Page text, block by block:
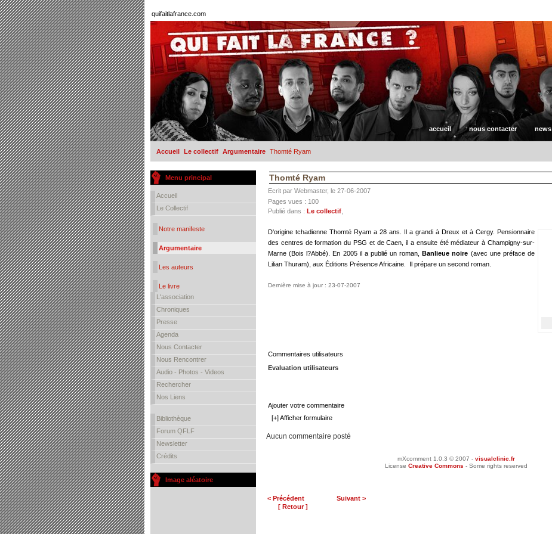
quifaitlafrance.com
accueil nous contacter news
Accueil Le collectif Argumentaire Thomté Ryam
Menu principal
Accueil
Le Collectif
Notre manifeste
Argumentaire
Les auteurs
Le livre
L'association
Chroniques
Presse
Agenda
Nous Contacter
Nous Rencontrer
Audio - Photos - Videos
Rechercher
Nos Liens
Bibliothèque
Forum QFLF
Newsletter
Crédits
Image aléatoire
Thomté Ryam
Ecrit par Webmaster, le 27-06-2007
Pages vues : 100
Publié dans : Le collectif
D'origine tchadienne Thomté Ryam a 28 ans. Il a grandi à Dreux et à Cergy. Pensionnaire
des centres de formation du PSG et de Caen, il a ensuite été médiateur à Champigny-sur-
Marne (Bois l?Abbé). En 2005 il a publié un roman,Banlieue noire (avec une préface de
Lilian Thuram), aux Éditions Présence Africaine. Il prépare un second roman.
Dernière mise à jour : 23-07-2007
Commentaires utilisateurs
Evaluation utilisateurs
Ajouter votre commentaire
[+] Afficher formulaire
Aucun commentaire posté
mXcomment 1.0.3 © 2007 - visualclinic.fr
License Creative Commons - Some rights reserved
< Précédent
Suivant >
[ Retour ]